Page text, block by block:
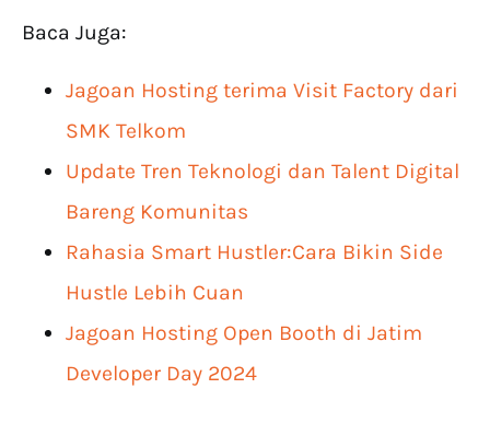
Baca Juga:
Jagoan Hosting terima Visit Factory dari
SMK Telkom
Update Tren Teknologi dan Talent Digital
Bareng Komunitas
Rahasia Smart Hustler:Cara Bikin Side
Hustle Lebih Cuan
Jagoan Hosting Open Booth di Jatim
Developer Day 2024